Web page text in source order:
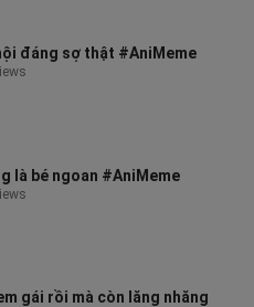
đáng sợ thật #AniMeme
là bé ngoan #AniMeme
gái rồi mà còn lăng nhăng